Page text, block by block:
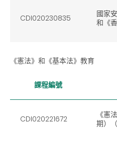
CDI020230835
國家
和《
《憲法》和《基本法》教育
課程編號
CDI020221672
《憲
期）